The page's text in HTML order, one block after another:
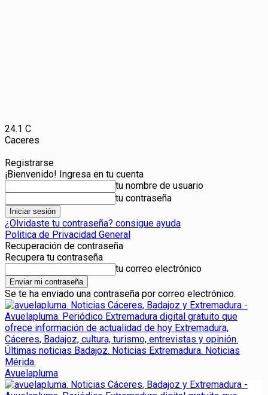
24.1 C
Caceres
Registrarse
¡Bienvenido! Ingresa en tu cuenta
tu nombre de usuario
tu contraseña
¿Olvidaste tu contraseña? consigue ayuda
Politica de Privacidad General
Recuperación de contraseña
Recupera tu contraseña
tu correo electrónico
Se te ha enviado una contraseña por correo electrónico.
Avuelapluma